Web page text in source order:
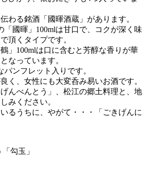
わる銘酒「國暉酒蔵」があります。
「國暉」100mlは甘口で、コクが深く味
頂くタイプです。
」100mlは口に含むと芳醇な香りが華
なっています。
ンフレット入りです。
く、女性にも大変呑み易いお酒です。
んべんとう」、松江の郷土料理と、地
みください。
るうちに、 やがて・・・「ごきげんに
勾玉」